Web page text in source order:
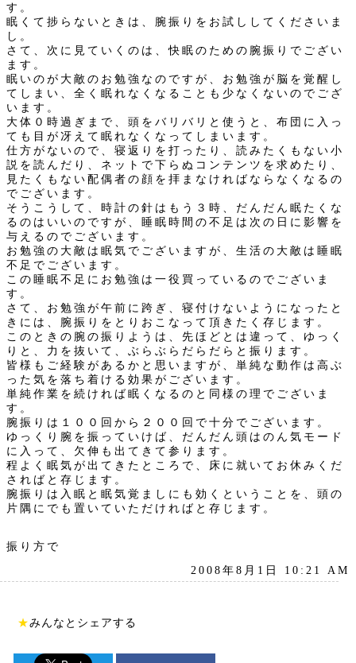
す。
眠くて捗らないときは、腕振りをお試ししてくださいま
し。
さて、次に見ていくのは、快眠のための腕振りでござい
ます。
眠いのが大敵のお勉強なのですが、お勉強が脳を覚醒し
てしまい、全く眠れなくなることも少なくないのでござ
います。
大体０時過ぎまで、頭をバリバリと使うと、布団に入っ
ても目が冴えて眠れなくなってしまいます。
仕方がないので、寝返りを打ったり、読みたくもない小
説を読んだり、ネットで下らぬコンテンツを求めたり、
見たくもない配偶者の顔を拝まなければならなくなるの
でございます。
そうこうして、時計の針はもう３時、だんだん眠たくな
るのはいいのですが、睡眠時間の不足は次の日に影響を
与えるのでございます。
お勉強の大敵は眠気でございますが、生活の大敵は睡眠
不足でございます。
この睡眠不足にお勉強は一役買っているのでございま
す。
さて、お勉強が午前に跨ぎ、寝付けないようになったと
きには、腕振りをとりおこなって頂きたく存じます。
このときの腕の振りようは、先ほどとは違って、ゆっく
りと、力を抜いて、ぶらぶらだらだらと振ります。
皆様もご経験があるかと思いますが、単純な動作は高ぶ
った気を落ち着ける効果がございます。
単純作業を続ければ眠くなるのと同様の理でございま
す。
腕振りは１００回から２００回で十分でございます。
ゆっくり腕を振っていけば、だんだん頭はのん気モード
に入って、欠伸も出てきて参ります。
程よく眠気が出てきたところで、床に就いてお休みくだ
さればと存じます。
腕振りは入眠と眠気覚ましにも効くということを、頭の
片隅にでも置いていただければと存じます。
振り方で
2008年8月1日 10:21 AM
★みんなとシェアする